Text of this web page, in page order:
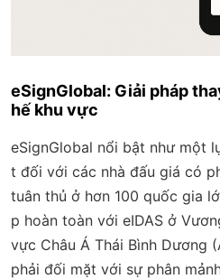
eSignGlobal: Giải pháp
hế khu vực
eSignGlobal nổi bật như một
t đối với các nhà đấu giá có
tuân thủ ở hơn 100 quốc gia
p hoàn toàn với eIDAS ở
vực Châu Á Thái Bình Dương
phải đối mặt với sự phân